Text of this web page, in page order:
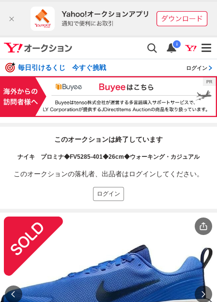
i
毎日引けるくじ 今すぐ挑戦 ログイン
このオークションは終了しています
ナイキ プロミナ◆FV5285-401◆26cm◆ウォーキング・カジュアル
このオークションの落札者、出品者はログインしてください。
ログイン